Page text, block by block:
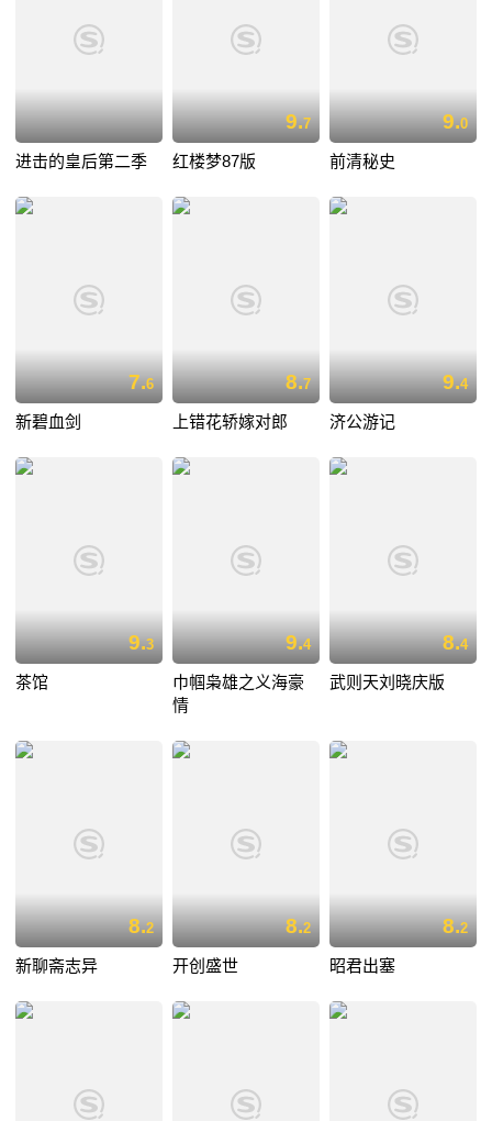
进击的皇后第二季
9.7
红楼梦87版
9.0
前清秘史
7.6
新碧血剑
8.7
上错花轿嫁对郎
9.4
济公游记
9.3
茶馆
9.4
巾帼枭雄之义海豪
情
8.4
武则天刘晓庆版
8.2
新聊斋志异
8.2
开创盛世
8.2
昭君出塞